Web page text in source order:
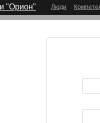
"Орион" Люди